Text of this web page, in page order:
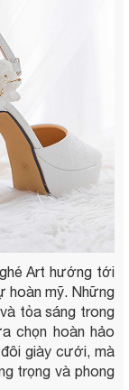
Art hướng tới
hoàn mỹ. Những
tỏa sáng trong
chọn hoàn hảo
giày cưới, mà
trọng và phong